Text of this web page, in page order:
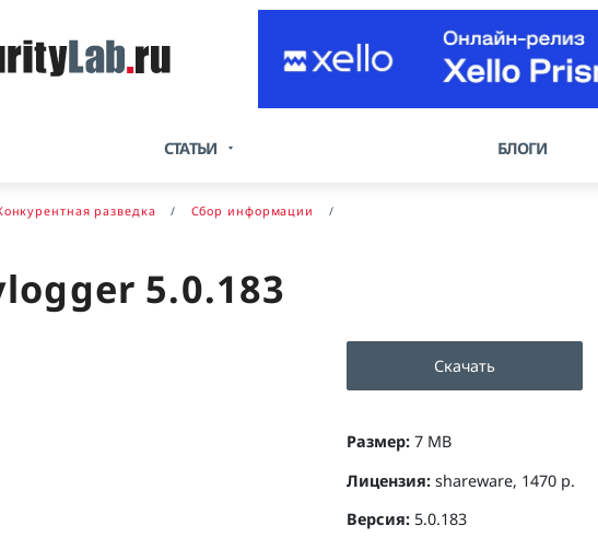
СТАТЬИ БЛОГИ
разведка Сбор информации
5.0.183
Скачать
Размер: 7 MB
Лицензия: shareware, 1470 р.
Версия: 5.0.183